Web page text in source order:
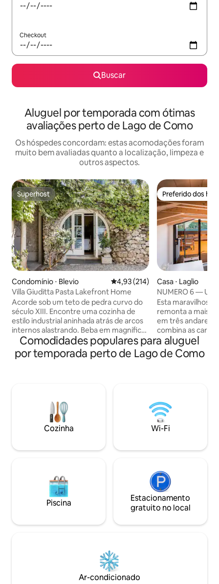
Checkout
Buscar
Aluguel por temporada com ótimas
avaliações perto de Lago de Como
Os hóspedes concordam: estas acomodações foram
muito bem avaliadas quanto a localização, limpeza e
outros aspectos.
Superhost
Superhost
Condomínio ⋅ Blevio 4,93 de uma avaliação média de
4,93 (214)
Villa Giuditta Pasta Lakefront Home
Acorde sob um teto de pedra curvo do
século XIII. Encontre uma cozinha de
estilo industrial aninhada atrás de arcos
internos alastrando. Beba em magníficas
vistas do lago e da montanha a partir de
uma rede à sombra. Siga direto para o
Lago Como a partir de terraços
Pasta. Pegue um barco ou caminhe até
Torno para encontrar um bar, café, loja e
restaurantes. Como é uma curta
distância de carro, e transporte público
5 da Como, km 2 da Torno, km 40 da
autobus C30 C31 C32 con partenza ogni
ora circa dalla stazione ferroviaria Como
San Giovanni , Como Lago Ferrovie Nord
o da Piazza Matteotti in direzione Como-
raggiungere la fermata Blevio -
trasporto pubblico tradizionale può
essere l'uso dei battelli della navigazione
del Lago di Como, con partenza da
Piazza Cavour in direzione Torno, da
Preferido dos
Preferido dos
Casa ⋅ Laglio
NUMERO 6 —
Lago Como, Itália.
Esta maravilhosa
remonta a mais
em três andares,
combina as
quartos e
lindamente
frente à água do
uma série de
beber, lojas
uma pequena
estacionamento
Comodidades populares para aluguel
por temporada perto de Lago de Como
Cozinha Wi-Fi
Piscina
Estacionamento
gratuito no local
Ar-condicionado